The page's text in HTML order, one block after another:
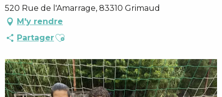
520 Rue de l'Amarrage, 83310 Grimaud
M'y rendre
PartagerAjouter aux favoris